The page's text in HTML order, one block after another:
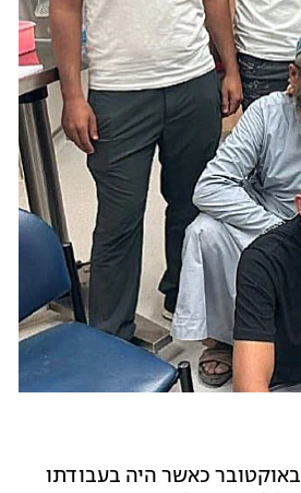
אתמול כאמור, במבצע מיוחד של צה"ל ושב"כ, חולץ אל-קאדי, שנחטף ב-7 באוקטובר כאשר היה בעבודתו